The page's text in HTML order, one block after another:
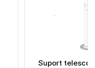
Suport telescopic ANX-